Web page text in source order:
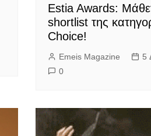
Estia Awards:
shortlist της
Choice!
Emeis Magazine
5
0